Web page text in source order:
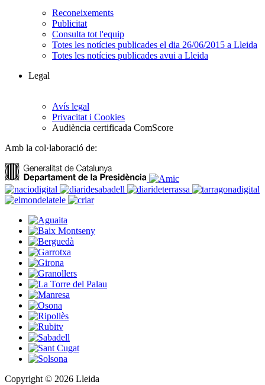
Reconeixements
Publicitat
Consulta tot l'equip
Totes les notícies publicades el dia 26/06/2015 a Lleida
Totes les notícies publicades avui a Lleida
Legal
Avís legal
Privacitat i Cookies
Audiència certificada ComScore
Amb la col·laboració de:
Copyright © 2026 Lleida